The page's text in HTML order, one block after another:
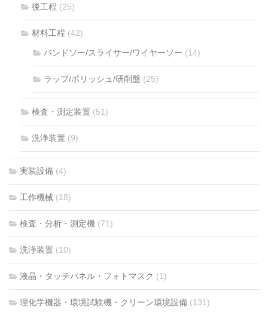
後工程 (25)
材料工程 (42)
バンドソー/スライサー/ワイヤーソー (14)
ラップ/ポリッシュ/研削盤 (25)
検査・測定装置 (51)
洗浄装置 (9)
実装設備 (4)
工作機械 (18)
検査・分析・測定機 (71)
洗浄装置 (10)
液晶・タッチパネル・フォトマスク (1)
理化学機器・環境試験機・クリーン環境設備 (131)